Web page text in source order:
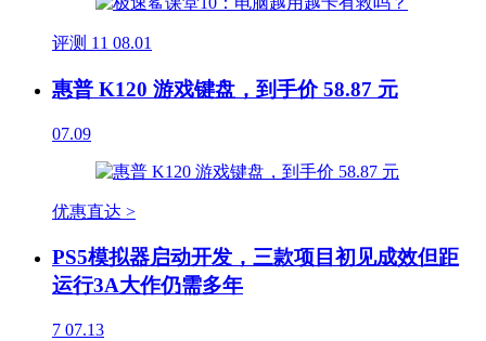
评测 11 08.01
惠普 K120 游戏键盘，到手价 58.87 元
07.09
优惠直达 >
PS5模拟器启动开发，三款项目初见成效但距
运行3A大作仍需多年
7 07.13